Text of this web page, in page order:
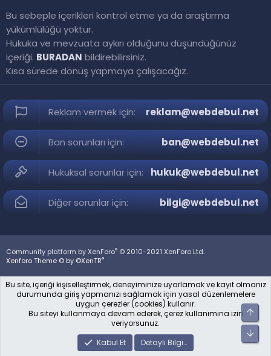
Bu sebeple içerikleri kontrol etme ya da araştırma
yükümlülüğü yoktur.
Hukuka ve mevzuata aykırı olduğunu düşündüğünüz
içeriği. BURADAN bildirebilirsiniz.
Kısa sürede dönüş yapmaya çalışacağız.
Reklam vermek için: reklam@webdebul.net
Ban sorunları için: ban@webdebul.net
Hukuksal sorunlar için: hukuk@webdebul.net
Diğer sorunlar için: bilgi@webdebul.net
Community platform by XenForo® © 2010-2021 XenForo Ltd.
Xenforo Theme © by ©XenTR®
Bu site, içeriği kişiselleştirmek, deneyiminize uyarlamak ve kayıt olmanız
durumunda giriş yapmanızı sağlamak için yasal düzenlemelere
uygun çerezler (cookies) kullanır.
Bu siteyi kullanmaya devam ederek, çerez kullanımına izin
veriyorsunuz.
Kabul Et
Detaylı Bilgi…
Üst
Alt